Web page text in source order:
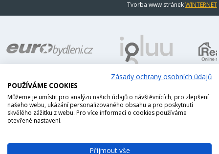
Tvorba www stránekWINTERNET
Zásady ochrany osobních údajů
POUŽÍVÁME COOKIES
Můžeme je umístit pro analýzu našich údajů o návštěvnících, pro zlepšení
našeho webu, ukázání personalizovaného obsahu a pro poskytnutí
skvělého zážitku z webu. Pro více informací o cookies používáme
otevřené nastavení.
Přijmout vše